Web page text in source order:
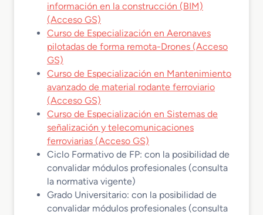
información en la construcción (BIM)
(Acceso GS)
Curso de Especialización en Aeronaves
pilotadas de forma remota-Drones (Acceso
GS)
Curso de Especialización en Mantenimiento
avanzado de material rodante ferroviario
(Acceso GS)
Curso de Especialización en Sistemas de
señalización y telecomunicaciones
ferroviarias (Acceso GS)
Ciclo Formativo de FP: con la posibilidad de
convalidar módulos profesionales (consulta
la normativa vigente)
Grado Universitario: con la posibilidad de
convalidar módulos profesionales (consulta